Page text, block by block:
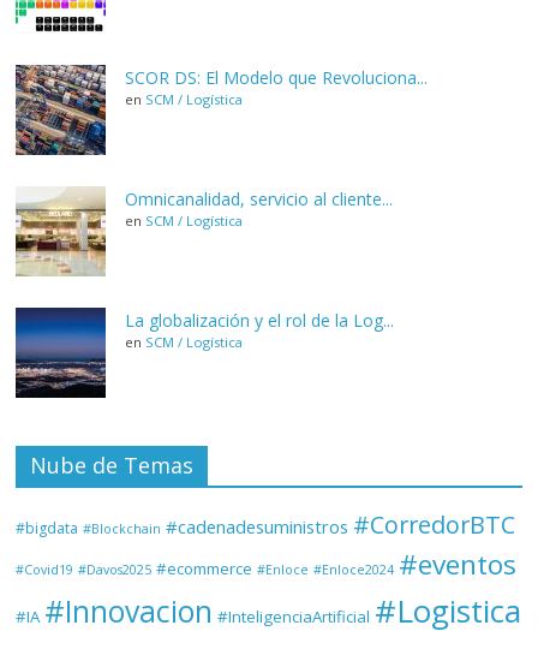
SCOR DS: El Modelo que Revoluciona...
en SCM / Logística
Omnicanalidad, servicio al cliente...
en SCM / Logística
La globalización y el rol de la Log...
en SCM / Logística
Nube de Temas
#bigdata #Blockchain #cadenadesuministros #CorredorBTC
#Covid19 #Davos2025 #ecommerce #Enloce #Enloce2024 #eventos
#IA #Innovacion #InteligenciaArtificial #Logistica